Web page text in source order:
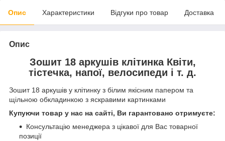
Опис Характеристики Відгуки про товар Доставка
Опис
Зошит 18 аркушів клітинка Квіти,
тістечка, напої, велосипеди і т. д.
Зошит 18 аркушів у клітинку з білим якісним папером та
щільною обкладинкою з яскравими картинками
Купуючи товар у нас на сайті, Ви гарантовано отримуєте:
Консультацію менеджера з цікавої для Вас товарної
позиції